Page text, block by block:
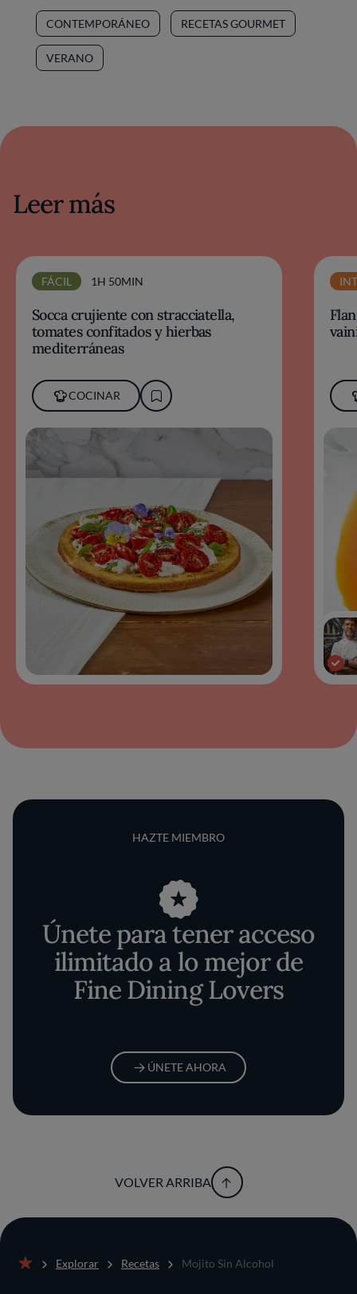
CONTEMPORÁNEO RECETAS GOURMET
VERANO
Leer más
FÁCIL 1H 50MIN
Socca crujiente con stracciatella,
tomates confitados y hierbas
mediterráneas
COCINAR
HAZTE MIEMBRO
Únete para tener acceso
ilimitado a lo mejor de
Fine Dining Lovers
ÚNETE AHORA
VOLVER ARRIBA
Explorar Recetas Mojito Sin Alcohol